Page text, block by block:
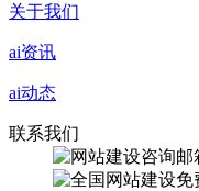
关于我们
ai资讯
ai动态
联系我们